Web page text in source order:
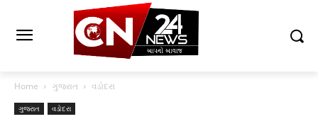
Home ગુજરાત વડોદરા
ગુજરાત વડોદરા